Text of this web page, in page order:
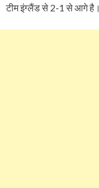
टीम इंग्लैंड से 2-1 से आगे है।